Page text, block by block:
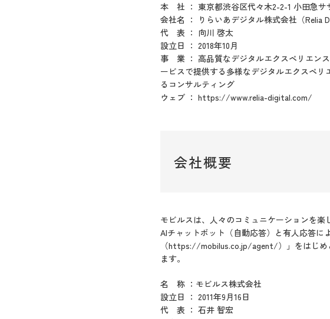
本 社 ： 東京都渋谷区代々木2-2-1 小田急サ
会社名 ： りらいあデジタル株式会社（Relia
代 表 ： 向川 啓太
設立日 ： 2018年10月
事 業 ： 高品質なデジタルエクスペリエン
ービスで提供する多様なデジタルエクスペ
るコンサルティング
ウェブ ： https://www.relia-digital.com/
会社概要
モビルスは、人々のコミュニケーションを楽
AIチャットボット（自動応答）と有人応答に
（https://mobilus.co.jp/agent/）」をはじめ
ます。
名 称 ：モビルス株式会社
設立日 ： 2011年9月16日
代 表 ： 石井 智宏